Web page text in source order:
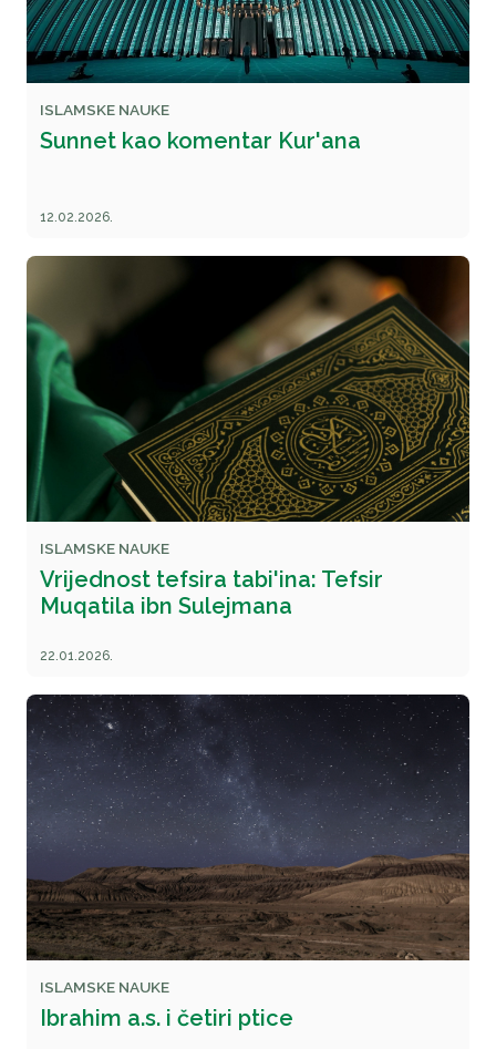
ISLAMSKE NAUKE
Sunnet kao komentar Kur'ana
12.02.2026.
ISLAMSKE NAUKE
Vrijednost tefsira tabi'ina: Tefsir
Muqatila ibn Sulejmana
22.01.2026.
ISLAMSKE NAUKE
Ibrahim a.s. i četiri ptice